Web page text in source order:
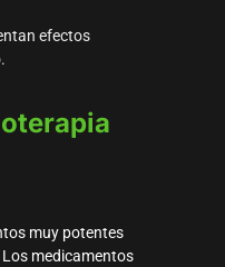
efectos
muy potentes
medicamentos